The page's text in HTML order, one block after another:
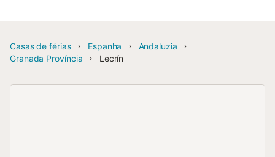
Casas de férias Espanha
Andaluzia
Granada Província
Lecrín